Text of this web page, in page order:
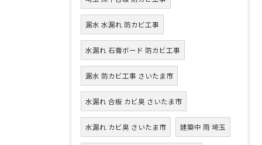
漏水 水漏れ 防カビ工事
水漏れ 石膏ボード 防カビ工事
漏水 防カビ工事 さいたま市
水漏れ 合板 カビ臭 さいたま市
水漏れ カビ臭 さいたま市 建築中 雨 埼玉